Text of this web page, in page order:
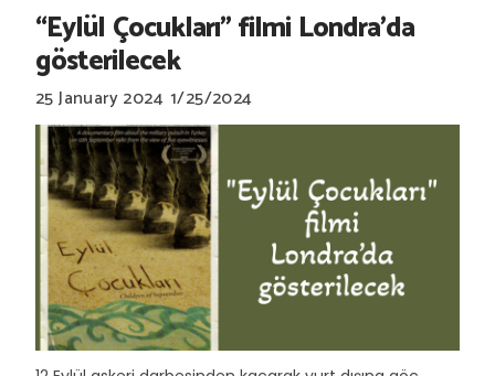
“Eylül Çocukları" filmi Londra’da
gösterilecek
25 January 2024 1/25/2024